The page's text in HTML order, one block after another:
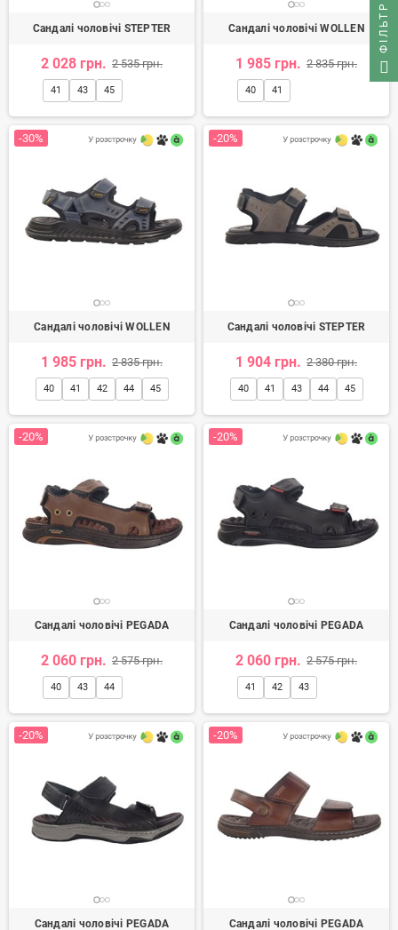
Сандалі чоловічі STEPTER
2 028 грн. 2 535 грн.
41 43 45
Сандалі чоловічі WOLLEN
1 985 грн. 2 835 грн.
40 41
-30%
Сандалі чоловічі WOLLEN
1 985 грн. 2 835 грн.
40 41 42 44 45
-20%
Сандалі чоловічі STEPTER
1 904 грн. 2 380 грн.
40 41 43 44 45
-20%
Сандалі чоловічі PEGADA
2 060 грн. 2 575 грн.
40 43 44
-20%
Сандалі чоловічі PEGADA
2 060 грн. 2 575 грн.
41 42 43
-20%
Сандалі чоловічі PEGADA
-20%
Сандалі чоловічі PEGADA
ФІЛЬТР